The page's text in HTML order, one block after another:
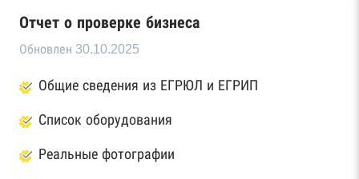
Отчет о проверке бизнеса
Обновлен 30.10.2025
Общие сведения из ЕГРЮЛ и ЕГРИП
Список оборудования
Реальные фотографии